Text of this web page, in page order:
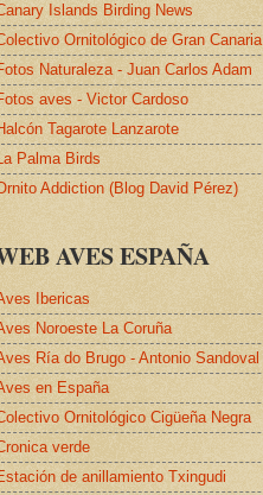
Islands Birding News
Ornitológico de Gran Canaria
Naturaleza - Juan Carlos Adam
aves - Victor Cardoso
Tagarote Lanzarote
Palma Birds
Addiction (Blog David Pérez)
AVES ESPAÑA
Ibericas
Noroeste La Coruña
Ría do Brugo - Antonio Sandoval
en España
Ornitológico Cigüeña Negra
verde
de anillamiento Txingudi